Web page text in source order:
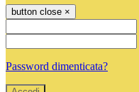
button close ×
Password dimenticata?